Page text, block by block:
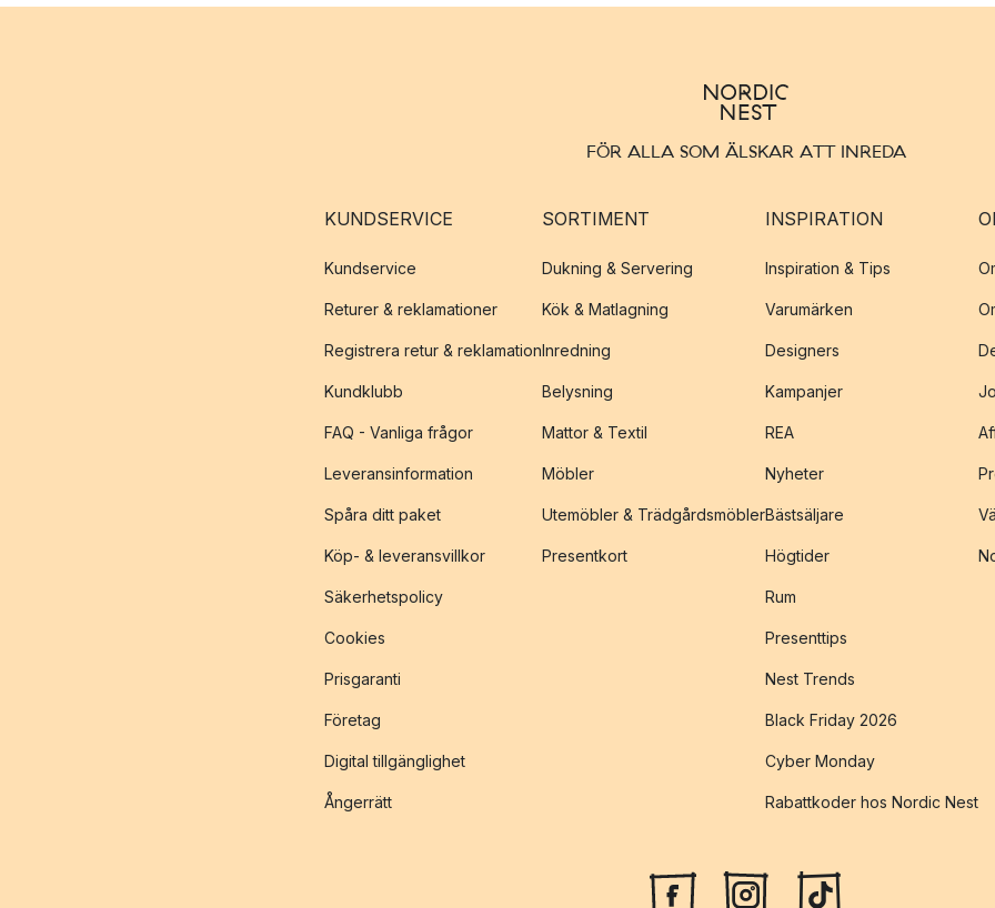
FÖR ALLA SOM ÄLSKAR ATT INREDA
KUNDSERVICE
Kundservice
Returer & reklamationer
Registrera retur & reklamation
Kundklubb
FAQ - Vanliga frågor
Leveransinformation
Spåra ditt paket
Köp- & leveransvillkor
Säkerhetspolicy
Cookies
Prisgaranti
Företag
Digital tillgänglighet
Ångerrätt
SORTIMENT
Dukning & Servering
Kök & Matlagning
Inredning
Belysning
Mattor & Textil
Möbler
Utemöbler & Trädgårdsmöbler
Presentkort
INSPIRATION
Inspiration & Tips
Varumärken
Designers
Kampanjer
REA
Nyheter
Bästsäljare
Högtider
Rum
Presenttips
Nest Trends
Black Friday 2026
Cyber Monday
Rabattkoder hos Nordic Nest